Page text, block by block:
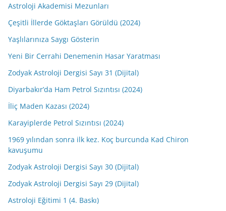
Astroloji Akademisi Mezunları
Çeşitli İllerde Göktaşları Görüldü (2024)
Yaşlılarınıza Saygı Gösterin
Yeni Bir Cerrahi Denemenin Hasar Yaratması
Zodyak Astroloji Dergisi Sayı 31 (Dijital)
Diyarbakır’da Ham Petrol Sızıntısı (2024)
İliç Maden Kazası (2024)
Karayiplerde Petrol Sızıntısı (2024)
1969 yılından sonra ilk kez. Koç burcunda Kad Chiron
kavuşumu
Zodyak Astroloji Dergisi Sayı 30 (Dijital)
Zodyak Astroloji Dergisi Sayı 29 (Dijital)
Astroloji Eğitimi 1 (4. Baskı)